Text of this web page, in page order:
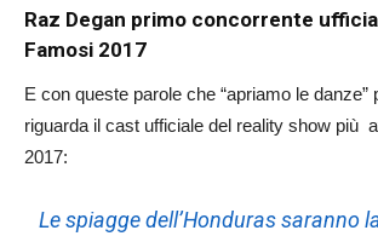
Raz Degan primo concorrente
Famosi 2017
E con queste parole che “apriamo le danze”
riguarda il cast ufficiale del reality show più
2017:
Le spiagge dell’Honduras saranno